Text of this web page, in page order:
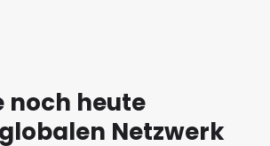
noch heute
Netzwerk